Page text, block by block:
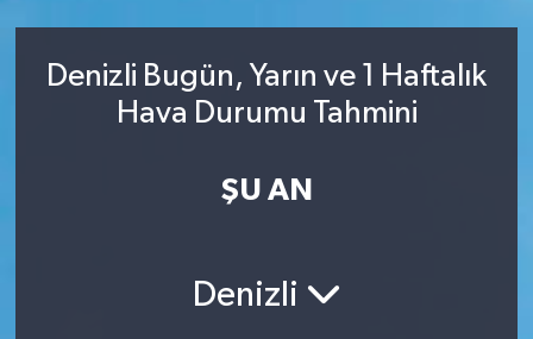
Denizli Bugün, Yarın ve 1 Haftalık
Hava Durumu Tahmini
ŞU AN
Denizli
Tüm Manşetler
Son Dakika Haberleri